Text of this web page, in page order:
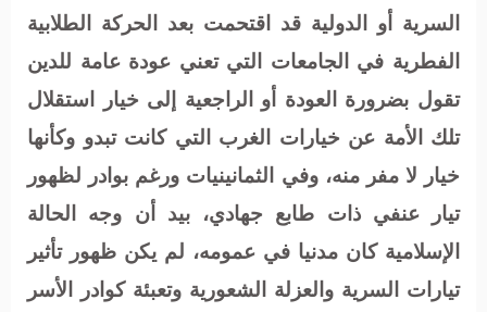
السرية أو الدولية قد اقتحمت بعد الحركة الطلابية
الفطرية في الجامعات التي تعني عودة عامة للدين
تقول بضرورة العودة أو الراجعية إلى خيار استقلال
تلك الأمة عن خيارات الغرب التي كانت تبدو وكأنها
خيار لا مفر منه، وفي الثمانينيات ورغم بوادر لظهور
تيار عنفي ذات طابع جهادي، بيد أن وجه الحالة
الإسلامية كان مدنيا في عمومه، لم يكن ظهور تأثير
تيارات السرية والعزلة الشعورية وتعبئة كوادر الأسر